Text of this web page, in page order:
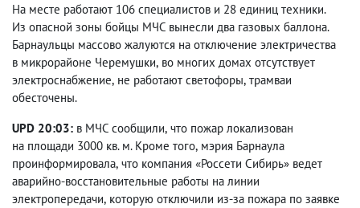
На месте работают 106 специалистов и 28 единиц техники.
Из опасной зоны бойцы МЧС вынесли два газовых баллона.
Барнаульцы массово жалуются на отключение электричества
в микрорайоне Черемушки, во многих домах отсутствует
электроснабжение, не работают светофоры, трамваи
обесточены.
UPD 20:03: в МЧС сообщили, что пожар локализован
на площади 3000 кв. м. Кроме того, мэрия Барнаула
проинформировала, что компания «Россети Сибирь» ведет
аварийно-восстановительные работы на линии
электропередачи, которую отключили из-за пожара по заявке